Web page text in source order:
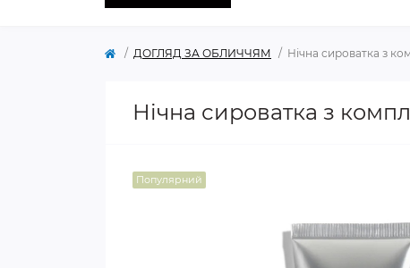
ДОГЛЯД ЗА ОБЛИЧЧЯМ Нічна сироватка з
Нічна сироватка з
Популярний